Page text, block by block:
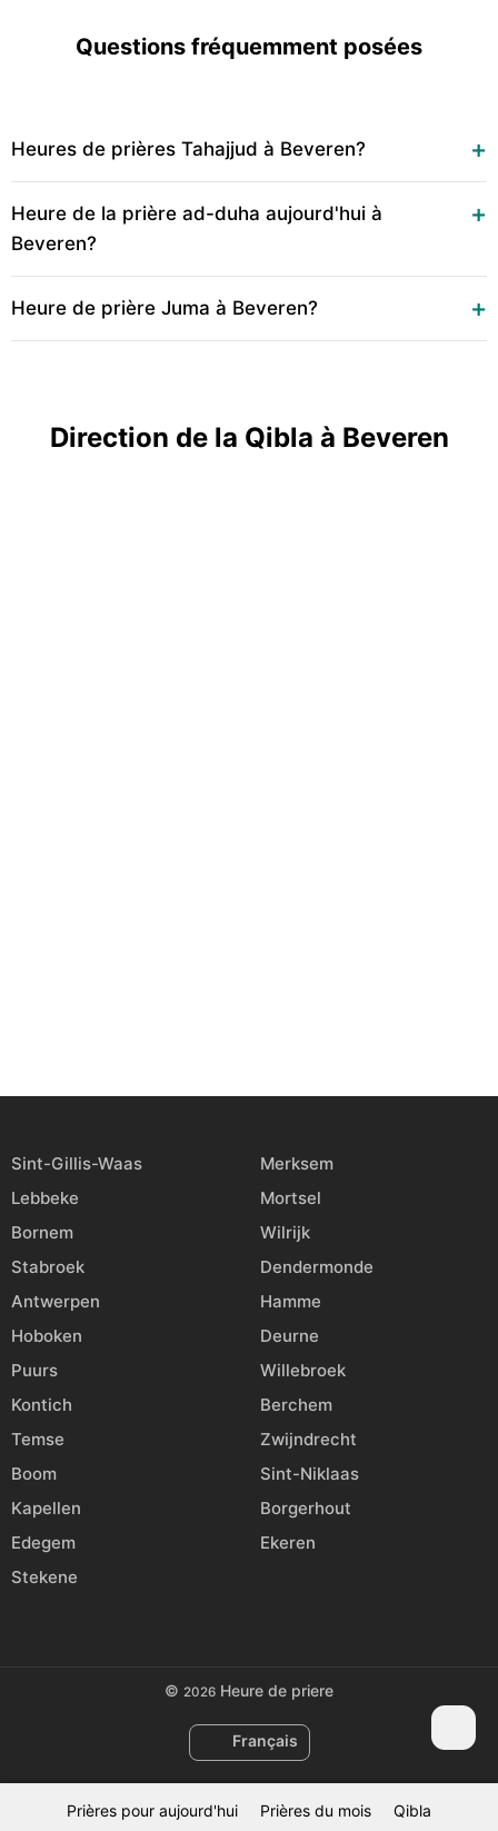
Prières pour aujourd'hui Prières du mois Qibla
Questions fréquemment posées
Heures de prières Tahajjud à Beveren?
Heure de la prière ad-duha aujourd'hui à
Beveren?
Heure de prière Juma à Beveren?
Direction de la Qibla à Beveren
Sint-Gillis-Waas
Merksem
Lebbeke
Mortsel
Bornem
Wilrijk
Stabroek
Dendermonde
Antwerpen
Hamme
Hoboken
Deurne
Puurs
Willebroek
Kontich
Berchem
Temse
Zwijndrecht
Boom
Sint-Niklaas
Kapellen
Borgerhout
Edegem
Ekeren
Stekene
© 2026 Heure de priere
Français